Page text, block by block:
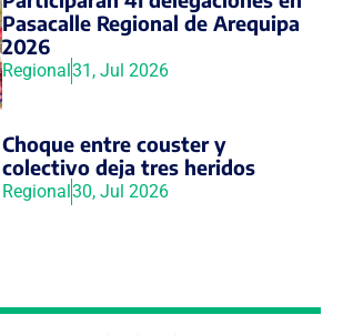
Pasacalle Regional de Arequipa
2026
Regional31, Jul 2026
Choque entre couster y
colectivo deja tres heridos
Regional30, Jul 2026